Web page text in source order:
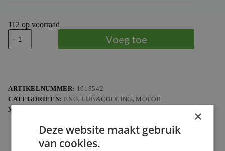
112 op voorraad
TOP
PERFORMANCES
-
Voeg toe
ARTIKELNUMMER: 1018542
CATEGORIEËN: ENG. LUB&COOLING, MOTOR
MERK:
×
Deze website maakt gebruik
van cookies.